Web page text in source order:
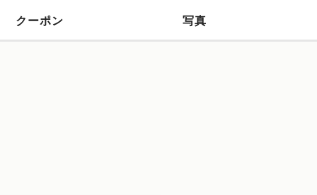
クーポン 写真